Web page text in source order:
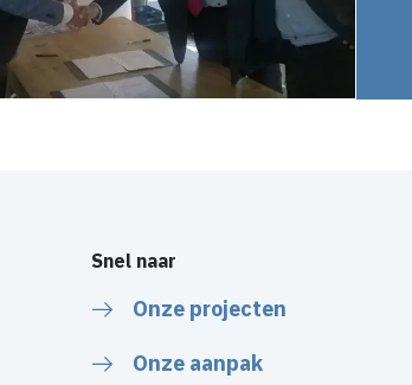
Snel naar
Onze projecten
Onze aanpak